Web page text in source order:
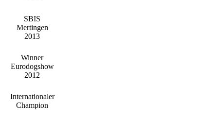
SBIS
Mertingen
2013
Winner
Eurodogshow
2012
Internationaler
Champion